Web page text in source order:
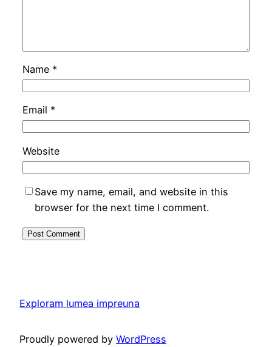
Name *
Email *
Website
Save my name, email, and website in this
browser for the next time I comment.
Exploram lumea impreuna
Proudly powered by WordPress